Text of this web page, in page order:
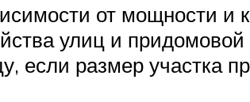
от мощности
улиц и
если размер участка